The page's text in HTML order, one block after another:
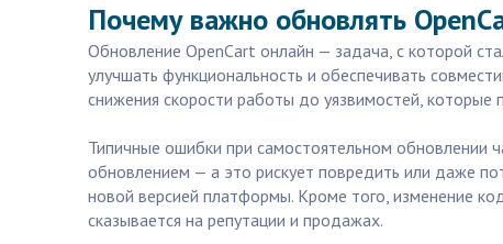
Почему важно обновлять
Обновление OpenCart онлайн — задача, с которой
улучшать функциональность и обеспечивать
снижения скорости работы до уязвимостей, которые
Типичные ошибки при самостоятельном обновлении
обновлением — а это рискует повредить или даже
новой версией платформы. Кроме того, изменение
сказывается на репутации и продажах.